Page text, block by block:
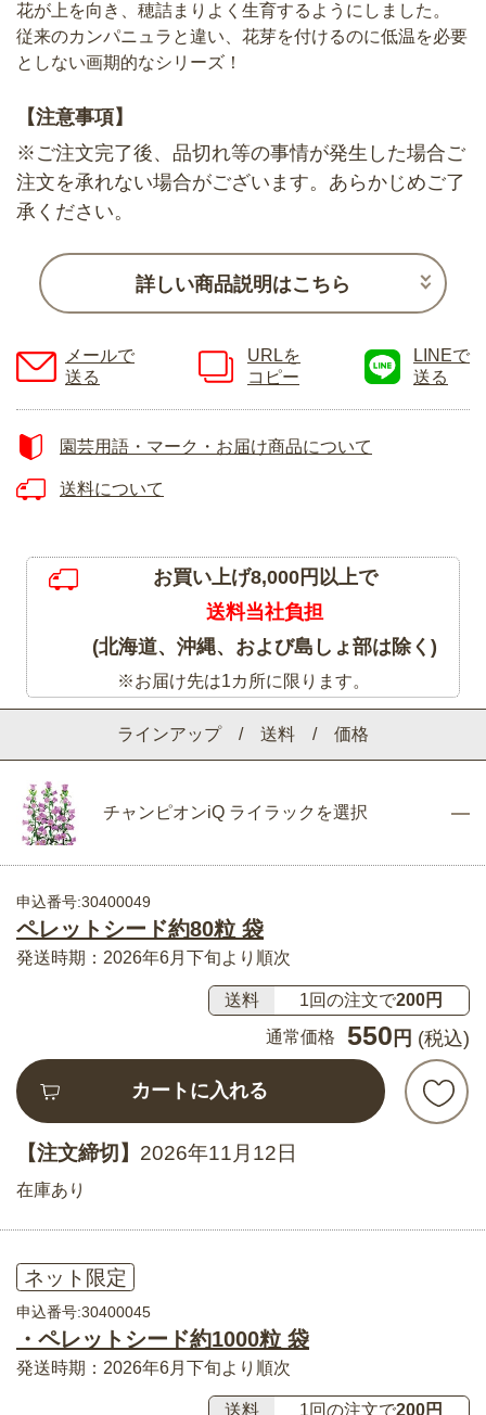
ラインアップ / 送料 / 価格
チャンピオンiQ ライラックを選択
申込番号:30400049
ペレットシード約80粒 袋
発送時期：2026年6月下旬より順次
送料 1回の注文で200円
通常価格
550 円 (税込)
カートに入れる
【注文締切】 2026年11月12日
在庫あり
ネット限定
申込番号:30400045
・ペレットシード約1000粒 袋
発送時期：2026年6月下旬より順次
送料 1回の注文で200円
花が上を向き、穂詰まりよく生育するようにしました。
従来のカンパニュラと違い、花芽を付けるのに低温を必要
としない画期的なシリーズ！
【注意事項】
※ご注文完了後、品切れ等の事情が発生した場合ご
注文を承れない場合がございます。あらかじめご了
承ください。
詳しい商品説明はこちら
メールで
送る
URLを
コピー
LINEで
送る
園芸用語・マーク・お届け商品について
送料について
お買い上げ8,000円以上で
送料当社負担
(北海道、沖縄、および島しょ部は除く)
※お届け先は1カ所に限ります。